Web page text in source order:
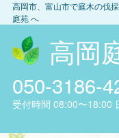
高岡市、富山市で庭木の伐
庭苑へ
高岡
050-3186-
受付時間 08:00〜18:00